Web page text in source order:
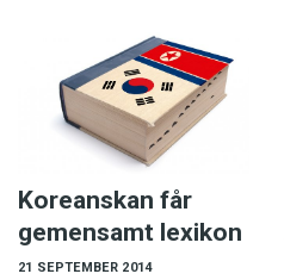
Koreanskan får
gemensamt lexikon
21 SEPTEMBER 2014